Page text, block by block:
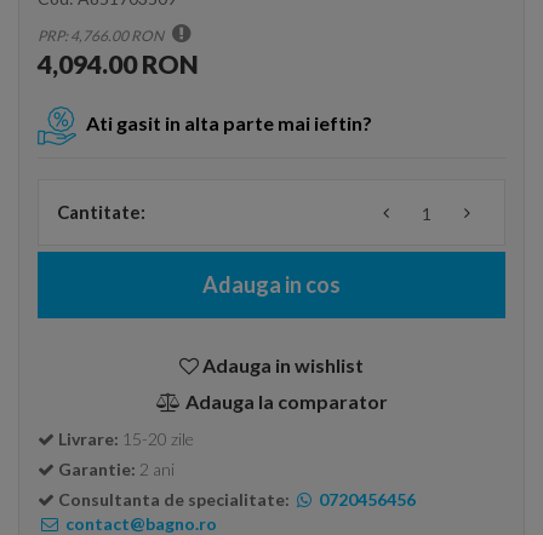
PRP: 4,766.00 RON
4,094.00 RON
Ati gasit in alta parte mai ieftin?
Cantitate:
Adauga in cos
Adauga in wishlist
Adauga la comparator
Livrare: 15-20 zile
Garantie: 2 ani
Consultanta de specialitate:
0720456456
contact@bagno.ro